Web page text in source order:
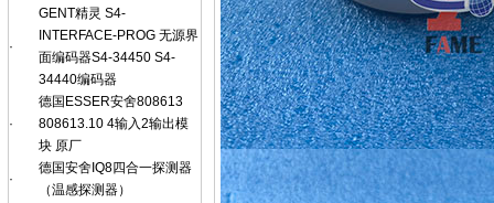
·
GENT精灵 S4-
INTERFACE-PROG 无源界
面编码器S4-34450 S4-
34440编码器
·
德国ESSER安舍808613
808613.10 4输入2输出模
块 原厂
·
德国安舍IQ8四合一探测器
（温感探测器）